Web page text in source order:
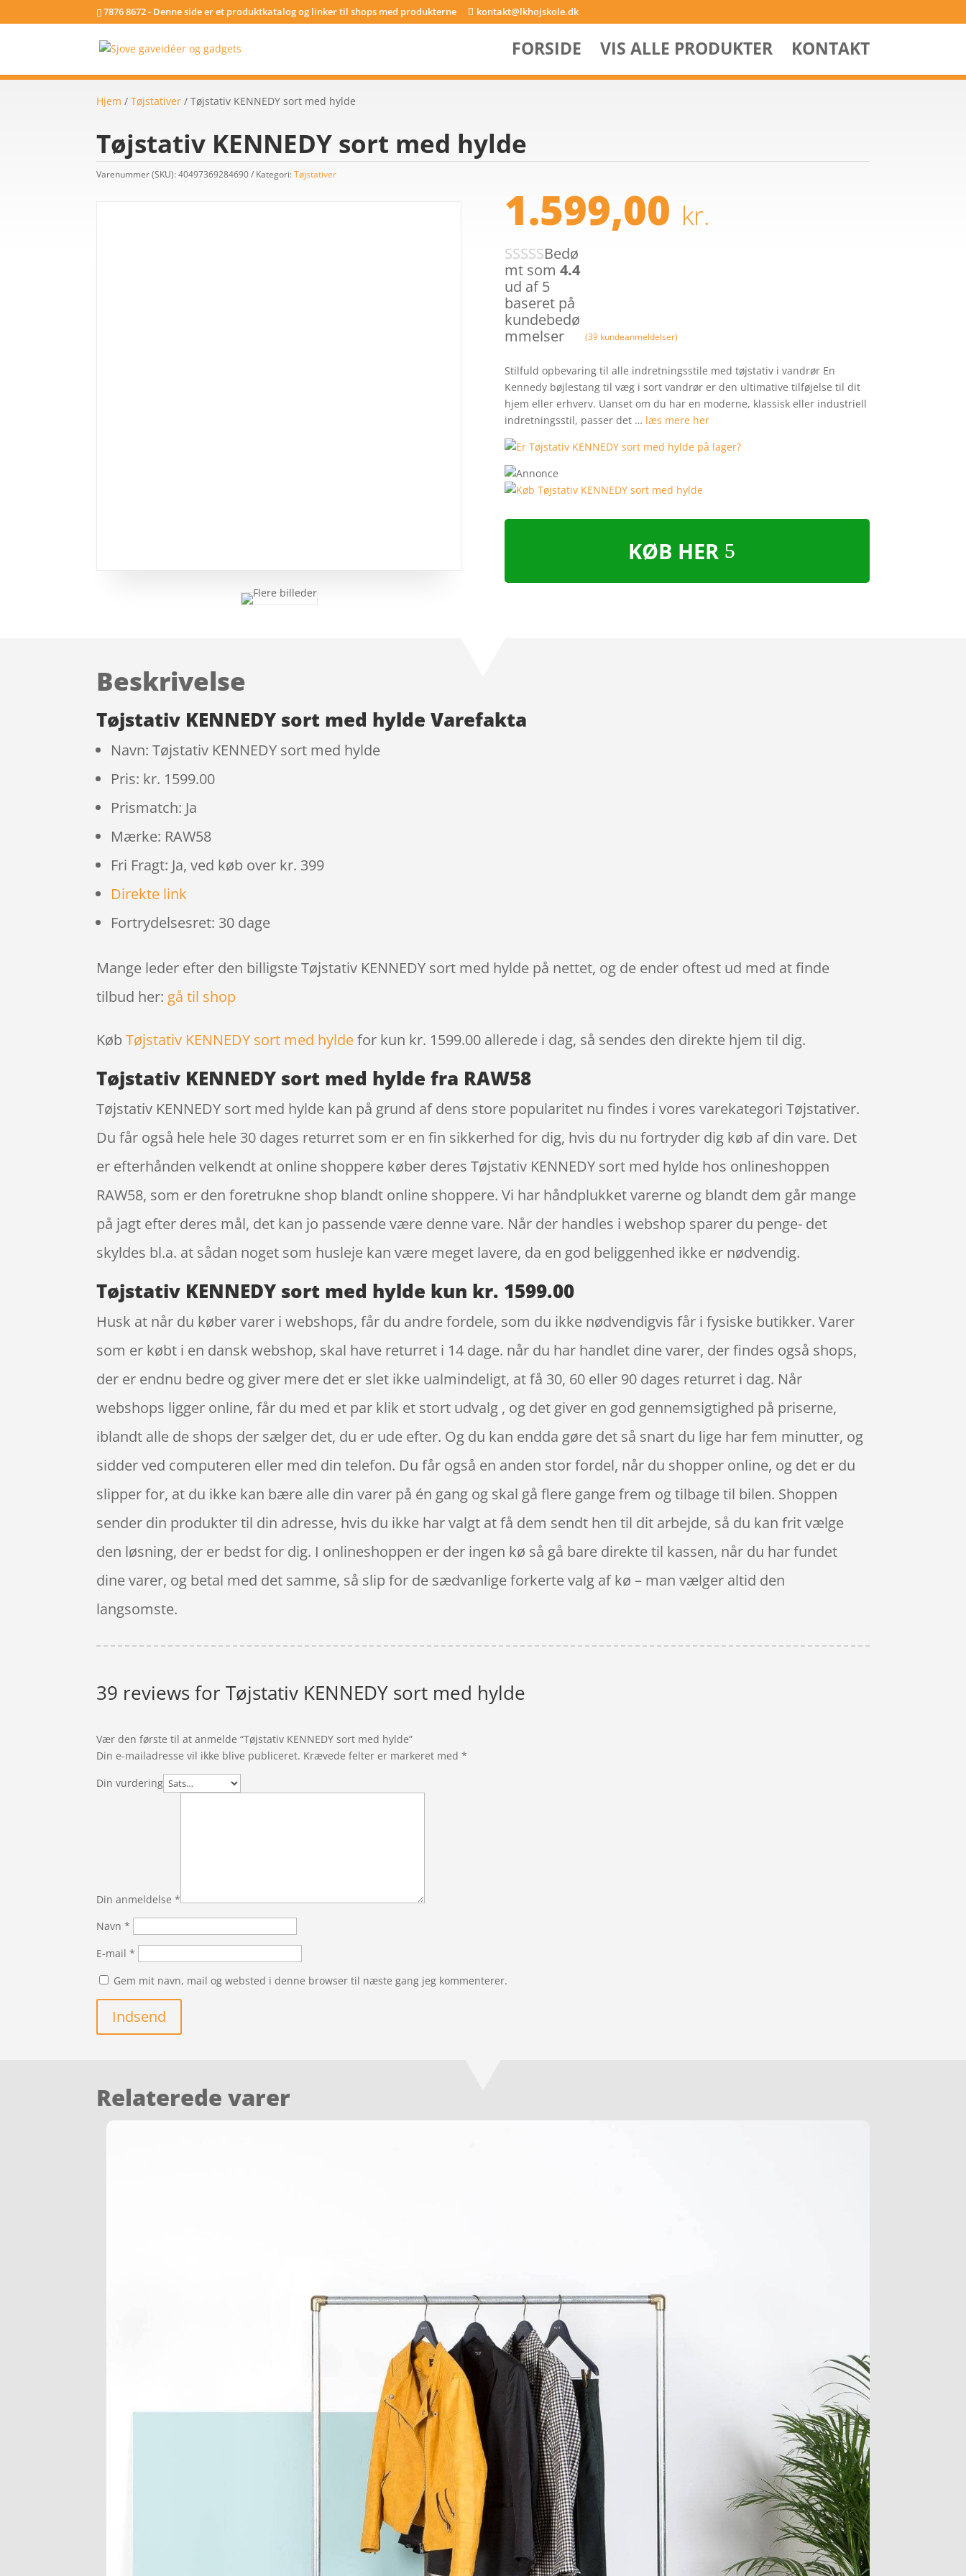
7876 8672 - Denne side er et produktkatalog og linker til shops med produkterne kontakt@lkhojskole.dk
FORSIDE VIS ALLE PRODUKTER KONTAKT
Hjem /Tøjstativer / Tøjstativ KENNEDY sort med hylde
Tøjstativ KENNEDY sort med hylde
Varenummer (SKU):40497369284690 Kategori:Tøjstativer
1.599,00 kr.
Bedø
mt som 4.4
ud af 5
baseret på
kundebedø
mmelser
(39kundeanmeldelser)
Stilfuld opbevaring til alle indretningsstile med tøjstativ i vandrør En
Kennedy bøjlestang til væg i sort vandrør er den ultimative tilføjelse til dit
hjem eller erhverv. Uanset om du har en moderne, klassisk eller industriell
indretningsstil, passer det … læs mere her
KØB HER
Beskrivelse
Tøjstativ KENNEDY sort med hylde Varefakta
Navn: Tøjstativ KENNEDY sort med hylde
Pris: kr. 1599.00
Prismatch: Ja
Mærke: RAW58
Fri Fragt: Ja, ved køb over kr. 399
Direkte link
Fortrydelsesret: 30 dage
Mange leder efter den billigste Tøjstativ KENNEDY sort med hylde på nettet, og de ender oftest ud med at finde
tilbud her:gå til shop
KøbTøjstativ KENNEDY sort med hyldefor kun kr. 1599.00 allerede i dag, så sendes den direkte hjem til dig.
Tøjstativ KENNEDY sort med hylde fra RAW58
Tøjstativ KENNEDY sort med hylde kan på grund af dens store popularitet nu findes i vores varekategori Tøjstativer.
Du får også hele hele 30 dages returret som er en fin sikkerhed for dig, hvis du nu fortryder dig køb af din vare. Det
er efterhånden velkendt at online shoppere køber deres Tøjstativ KENNEDY sort med hylde hos onlineshoppen
RAW58, som er den foretrukne shop blandt online shoppere. Vi har håndplukket varerne og blandt dem går mange
på jagt efter deres mål, det kan jo passende være denne vare. Når der handles i webshop sparer du penge- det
skyldes bl.a. at sådan noget som husleje kan være meget lavere, da en god beliggenhed ikke er nødvendig.
Tøjstativ KENNEDY sort med hylde kun kr. 1599.00
Husk at når du køber varer i webshops, får du andre fordele, som du ikke nødvendigvis får i fysiske butikker. Varer
som er købt i en dansk webshop, skal have returret i 14 dage. når du har handlet dine varer, der findes også shops,
der er endnu bedre og giver mere det er slet ikke ualmindeligt, at få 30, 60 eller 90 dages returret i dag. Når
webshops ligger online, får du med et par klik et stort udvalg , og det giver en god gennemsigtighed på priserne,
iblandt alle de shops der sælger det, du er ude efter. Og du kan endda gøre det så snart du lige har fem minutter, og
sidder ved computeren eller med din telefon. Du får også en anden stor fordel, når du shopper online, og det er du
slipper for, at du ikke kan bære alle din varer på én gang og skal gå flere gange frem og tilbage til bilen. Shoppen
sender din produkter til din adresse, hvis du ikke har valgt at få dem sendt hen til dit arbejde, så du kan frit vælge
den løsning, der er bedst for dig. I onlineshoppen er der ingen kø så gå bare direkte til kassen, når du har fundet
dine varer, og betal med det samme, så slip for de sædvanlige forkerte valg af kø – man vælger altid den
langsomste.
39 reviews forTøjstativ KENNEDY sort med hylde
Vær den første til at anmelde “Tøjstativ KENNEDY sort med hylde”
Din e-mailadresse vil ikke blive publiceret. Krævede felter er markeret med*
Din vurdering
Din anmeldelse*
Navn*
E-mail*
Gem mit navn, mail og websted i denne browser til næste gang jeg kommenterer.
Indsend
Relaterede varer